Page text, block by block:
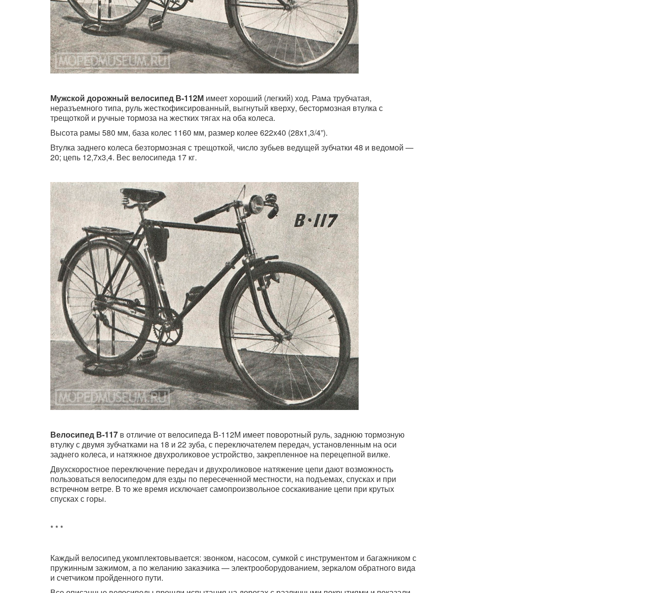
Мужской дорожный велосипед В-112М имеет хороший (легкий) ход. Рама трубчатая,
неразъемного типа, руль жесткофиксированный, выгнутый кверху, бестормозная втулка с
трещоткой и ручные тормоза на жестких тягах на оба колеса.
Высота рамы 580 мм, база колес 1160 мм, размер колее 622х40 (28х1,3/4”).
Втулка заднего колеса безтормозная с трещоткой, число зубьев ведущей зубчатки 48 и ведомой —
20; цепь 12,7х3,4. Вес велосипеда 17 кг.
Велосипед В-117 в отличие от велосипеда В-112М имеет поворотный руль, заднюю тормозную
втулку с двумя зубчатками на 18 и 22 зуба, с переключателем передач, установленным на оси
заднего колеса, и натяжное двухроликовое устройство, закрепленное на перецепной вилке.
Двухскоростное переключение передач и двухроликовое натяжение цепи дают возможность
пользоваться велосипедом для езды по пересеченной местности, на подъемах, спусках и при
встречном ветре. В то же время исключает самопроизвольное соскакивание цепи при крутых
спусках с горы.
* * *
Каждый велосипед укомплектовывается: звонком, насосом, сумкой с инструментом и багажником с
пружинным зажимом, а по желанию заказчика — электрооборудованием, зеркалом обратного вида
и счетчиком пройденного пути.